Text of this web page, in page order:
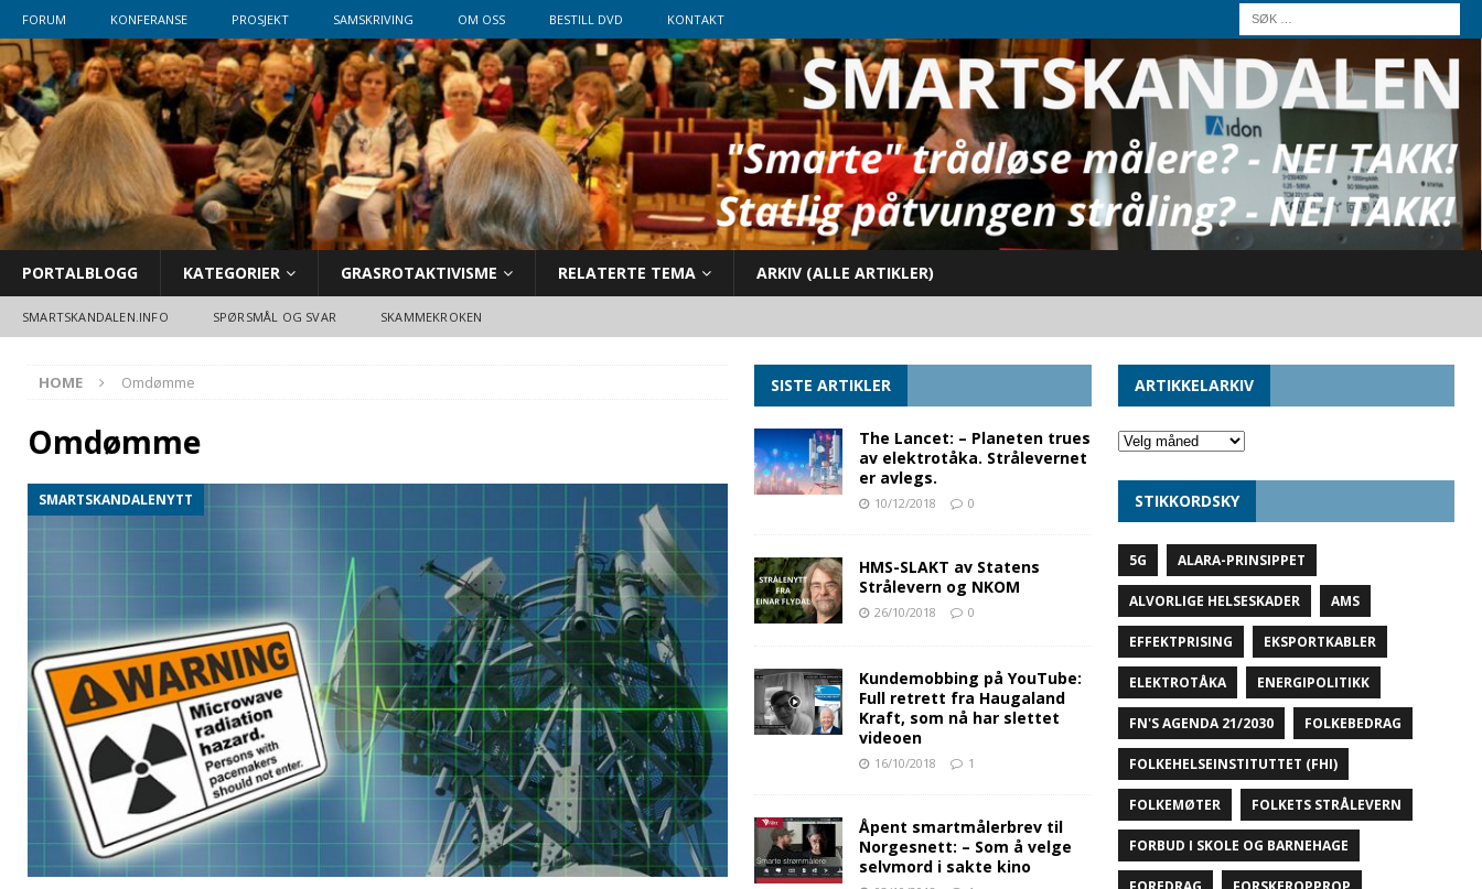
FORUM KONFERANSE PROSJEKT SAMSKRIVING OM OSS BESTILL DVD KONTAKT
PORTALBLOGG KATEGORIER GRASROTAKTIVISME RELATERTE TEMA ARKIV (ALLE ARTIKLER)
SMARTSKANDALEN.INFO SPØRSMÅL OG SVAR SKAMMEKROKEN
HOME Omdømme
Omdømme
SMARTSKANDALENYTT
SISTE ARTIKLER
The Lancet: – Planeten trues
av elektrotåka. Strålevernet
er avlegs.
10/12/2018 0
HMS-SLAKT av Statens
Strålevern og NKOM
26/10/2018 0
Kundemobbing på YouTube:
Full retrett fra Haugaland
Kraft, som nå har slettet
videoen
16/10/2018 1
Åpent smartmålerbrev til
Norgesnett: – Som å velge
selvmord i sakte kino
ARTIKKELARKIV
STIKKORDSKY
5G ALARA-PRINSIPPET
ALVORLIGE HELSESKADER AMS
EFFEKTPRISING EKSPORTKABLER
ELEKTROTÅKA ENERGIPOLITIKK
FN'S AGENDA 21/2030 FOLKEBEDRAG
FOLKEHELSEINSTITUTTET (FHI)
FOLKEMØTER FOLKETS STRÅLEVERN
FORBUD I SKOLE OG BARNEHAGE